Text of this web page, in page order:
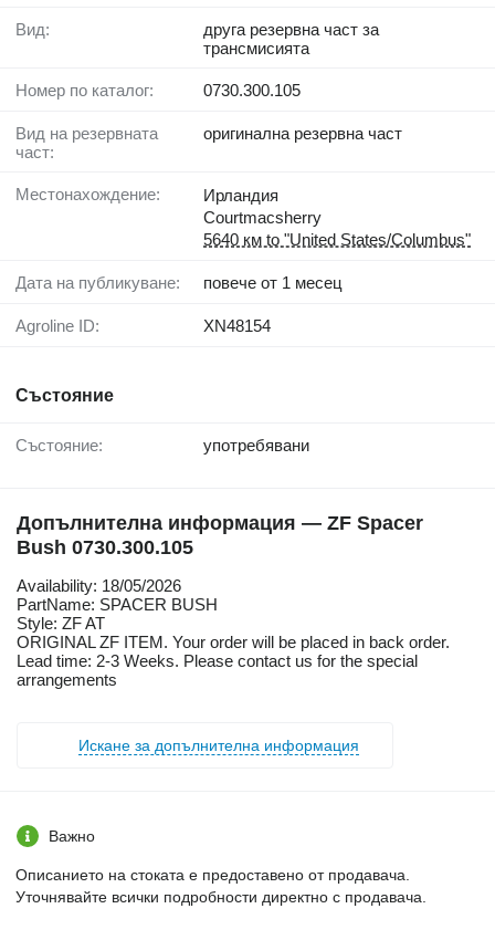
Вид:
друга резервна част за
трансмисията
Номер по каталог: 0730.300.105
Вид на резервната
част:
оригинална резервна част
Местонахождение:
Ирландия
Courtmacsherry
5640 км to "United States/Columbus"
Дата на публикуване: повече от 1 месец
Agroline ID: XN48154
Състояние
Състояние: употребявани
Допълнителна информация — ZF Spacer
Bush 0730.300.105
Availability: 18/05/2026
PartName: SPACER BUSH
Style: ZF AT
ORIGINAL ZF ITEM. Your order will be placed in back order.
Lead time: 2-3 Weeks. Please contact us for the special
arrangements
Искане за допълнителна информация
Важно
Описанието на стоката е предоставено от продавача.
Уточнявайте всички подробности директно с продавача.